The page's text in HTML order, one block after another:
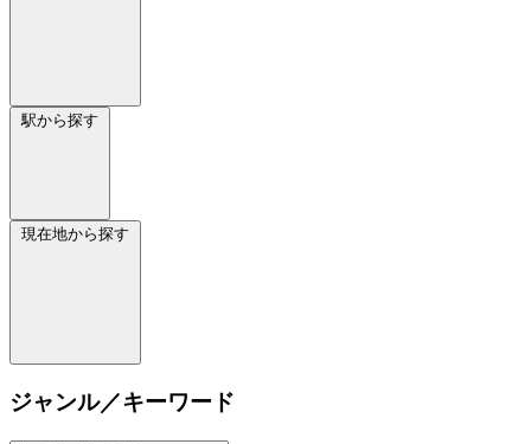
駅から探す
現在地から探す
ジャンル／キーワード